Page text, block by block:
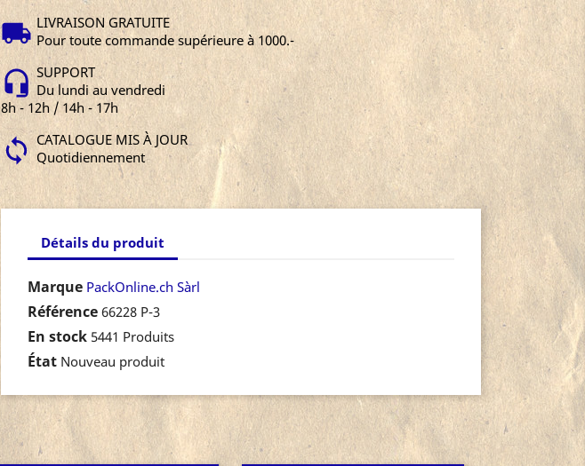
LIVRAISON GRATUITE
Pour toute commande supérieure à 1000.-
SUPPORT
Du lundi au vendredi
8h - 12h / 14h - 17h
CATALOGUE MIS À JOUR
Quotidiennement
Détails du produit
Marque PackOnline.ch Sàrl
Référence 66228 P-3
En stock 5441 Produits
État Nouveau produit